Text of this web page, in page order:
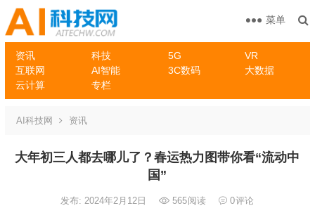
资讯 科技 5G
VR
互联网
AI智能 3C数码
大数据
云计算
专栏
菜单
AI科技网 资讯
大年初三人都去哪儿了？春运热力图带你看“流动中
国”
发布: 2024年2月12日 565阅读 0评论